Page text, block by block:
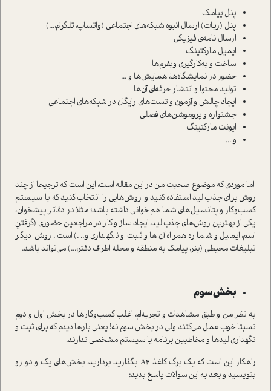
پنل پیامک
پنل (ربات) ارسال انبوه شبکه‌های اجتماعی (واتساپ، تلگرام،...)
ارسال نامه‌ی فیزیکی
ایمیل مارکتینگ
ساخت و به‌کارگیری وبفرم‌ها
حضور در نمایشگاه‌ها، همایش‌ها و ...
تولید محتوا و انتشار حرفه‌ای آن‌ها
ایجاد چالش و آزمون و تست‌های رایگان در شبکه‌های اجتماعی
جشنواره و پروموشن‌های فصلی
ایونت مارکتینگ
و ...
اما موردی که موضوع صحبت من در این مقاله است، این است که ترجیحا از چند
روش برای جذب لید استفاده کنید و روش‌هایی را انتخاب کنید که با سیستم
کسب‌وکار و پتانسیل‌های شما هم‌خوانی داشته باشد؛ مثلا در دفاتر پیشخوان،
یکی از بهترین روش‌های جذب لید، ایجاد ساز و کار در مراجعین حضوری (گرفتنِ
اسم، ایمیل و شماره همراه آن‌ها و ثبت و نگهداری و...) است. روش دیگر
تبلیغات محیطی (بنر، پیامک به منطقه و محله اطراف دفتر،...) می‌تواند باشد.
بخش سوم
به نظر من و طبق مشاهدات و تجربه‌ام، اغلب کسب‌وکارها در بخش اول و دوم
نسبتا خوب عمل می‌کنند ولی در بخش سوم نه! یعنی بارها دیدم که برای ثبت و
نگهداری لیدها و مخاطبین برنامه یا سیستم مشخصی ندارند.
راهکار این است که یک برگ کاغذ A4 بگذارید بردارید، بخش‌های یک و دو رو
بنویسید و بعد به این سوالات پاسخ بدید: